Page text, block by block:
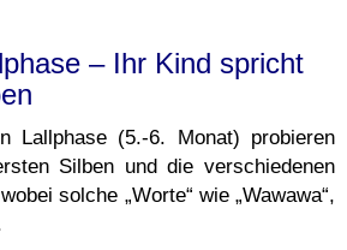
– Ihr Kind spricht
Lallphase (5.-6. Monat) probieren
Silben und die verschiedenen
solche „Worte“ wie „Wawawa“,